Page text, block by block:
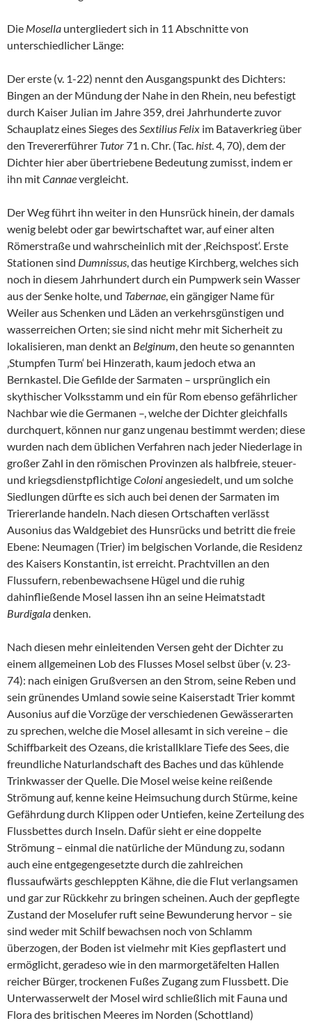
Die Mosella untergliedert sich in 11 Abschnitte von
unterschiedlicher Länge:
Der erste (v. 1-22) nennt den Ausgangspunkt des Dichters:
Bingen an der Mündung der Nahe in den Rhein, neu befestigt
durch Kaiser Julian im Jahre 359, drei Jahrhunderte zuvor
Schauplatz eines Sieges desSextilius Felix im Bataverkrieg über
den Trevererführer Tutor71 n. Chr. (Tac.hist. 4, 70), dem der
Dichter hier aber übertriebene Bedeutung zumisst, indem er
ihn mitCannaevergleicht.
Der Weg führt ihn weiter in den Hunsrück hinein, der damals
wenig belebt oder gar bewirtschaftet war, auf einer alten
Römerstraße und wahrscheinlich mit der ,Reichspost‘. Erste
Stationen sind Dumnissus, das heutige Kirchberg, welches sich
noch in diesem Jahrhundert durch ein Pumpwerk sein Wasser
aus der Senke holte, und Tabernae, ein gängiger Name für
Weiler aus Schenken und Läden an verkehrsgünstigen und
wasserreichen Orten; sie sind nicht mehr mit Sicherheit zu
lokalisieren, man denkt an Belginum, den heute so genannten
‚Stumpfen Turm‘ bei Hinzerath, kaum jedoch etwa an
Bernkastel. Die Gefilde der Sarmaten – ursprünglich ein
skythischer Volksstamm und ein für Rom ebenso gefährlicher
Nachbar wie die Germanen –, welche der Dichter gleichfalls
durchquert, können nur ganz ungenau bestimmt werden; diese
wurden nach dem üblichen Verfahren nach jeder Niederlage in
großer Zahl in den römischen Provinzen als halbfreie, steuer-
und kriegsdienstpflichtigeColoniangesiedelt, und um solche
Siedlungen dürfte es sich auch bei denen der Sarmaten im
Triererlande handeln. Nach diesen Ortschaften verlässt
Ausonius das Waldgebiet des Hunsrücks und betritt die freie
Ebene: Neumagen (Trier) im belgischen Vorlande, die Residenz
des Kaisers Konstantin, ist erreicht. Prachtvillen an den
Flussufern, rebenbewachsene Hügel und die ruhig
dahinfließende Mosel lassen ihn an seine Heimatstadt
Burdigaladenken.
Nach diesen mehr einleitenden Versen geht der Dichter zu
einem allgemeinen Lob des Flusses Mosel selbst über (v. 23-
74): nach einigen Grußversen an den Strom, seine Reben und
sein grünendes Umland sowie seine Kaiserstadt Trier kommt
Ausonius auf die Vorzüge der verschiedenen Gewässerarten
zu sprechen, welche die Mosel allesamt in sich vereine – die
Schiffbarkeit des Ozeans, die kristallklare Tiefe des Sees, die
freundliche Naturlandschaft des Baches und das kühlende
Trinkwasser der Quelle. Die Mosel weise keine reißende
Strömung auf, kenne keine Heimsuchung durch Stürme, keine
Gefährdung durch Klippen oder Untiefen, keine Zerteilung des
Flussbettes durch Inseln. Dafür sieht er eine doppelte
Strömung – einmal die natürliche der Mündung zu, sodann
auch eine entgegengesetzte durch die zahlreichen
flussaufwärts geschleppten Kähne, die die Flut verlangsamen
und gar zur Rückkehr zu bringen scheinen. Auch der gepflegte
Zustand der Moselufer ruft seine Bewunderung hervor – sie
sind weder mit Schilf bewachsen noch von Schlamm
überzogen, der Boden ist vielmehr mit Kies gepflastert und
ermöglicht, geradeso wie in den marmorgetäfelten Hallen
reicher Bürger, trockenen Fußes Zugang zum Flussbett. Die
Unterwasserwelt der Mosel wird schließlich mit Fauna und
Flora des britischen Meeres im Norden (Schottland)